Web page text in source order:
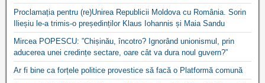
Proclamația pentru (re)Unirea Republicii Moldova cu România. Sorin
Ilieșiu le-a trimis-o președinților Klaus Iohannis și Maia Sandu
Mircea POPESCU: ”Chișinău, încotro? Ignorând unionismul, prin
aducerea unei credințe sectare, oare cât va dura noul guvern?”
Ar fi bine ca forțele politice provestice să facă o Platformă comună